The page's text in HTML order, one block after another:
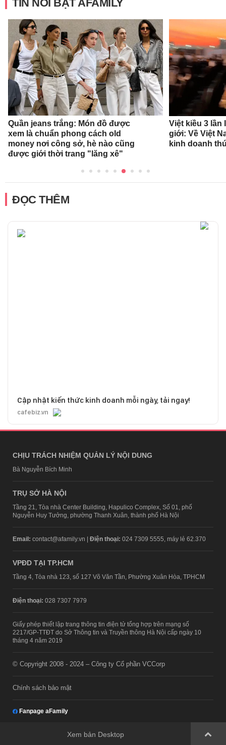
TIN NỔI BẬT AFAMILY
Quần jeans trắng: Món đồ được
xem là chuẩn phong cách old
money nơi công sở, hè nào cũng
được giới thời trang "lăng xê"
Việt kiều 3 lần
giới: Về Việt
kinh doanh
ĐỌC THÊM
Cập nhật kiến thức kinh doanh mỗi ngày, tải ngay!
cafebiz.vn
CHỊU TRÁCH NHIỆM QUẢN LÝ NỘI DUNG
Bà Nguyễn Bích Minh
TRỤ SỞ HÀ NỘI
Tầng 21, Tòa nhà Center Building, Hapulico Complex, Số 01, phố
Nguyễn Huy Tưởng, phường Thanh Xuân, thành phố Hà Nội
Email: contact@afamily.vn | Điện thoại: 024 7309 5555, máy lẻ 62.370
VPĐD TẠI TP.HCM
Tầng 4, Tòa nhà 123, số 127 Võ Văn Tần, Phường Xuân Hòa, TPHCM
Điện thoại: 028 7307 7979
Giấy phép thiết lập trang thông tin điện tử tổng hợp trên mạng số
2217/GP-TTĐT do Sở Thông tin và Truyền thông Hà Nội cấp ngày 10
tháng 4 năm 2019
© Copyright 2008 - 2024 – Công ty Cổ phần VCCorp
Chính sách bảo mật
Fanpage aFamily
Xem bản Desktop